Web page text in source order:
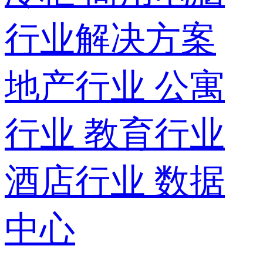
行业解决方案
地产行业 公寓
行业 教育行业
酒店行业 数据
中心